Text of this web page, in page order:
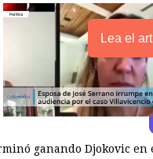
Lea el
ganando Djokovic en